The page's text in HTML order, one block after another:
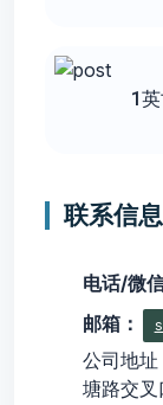
1
联系信息
电话/微
邮箱：
公司地
塘路交叉